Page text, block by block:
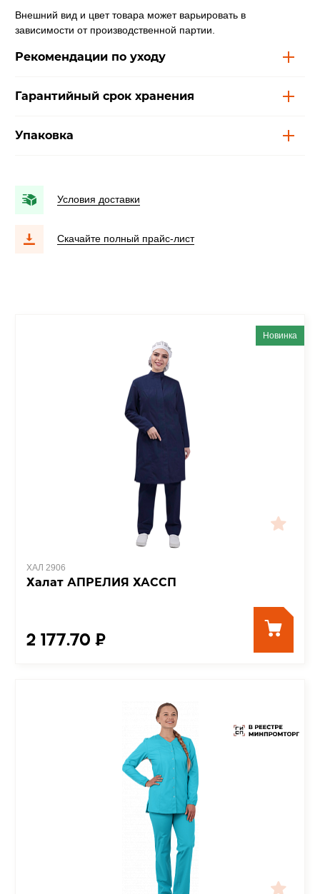
Внешний вид и цвет товара может варьировать в
зависимости от производственной партии.
Рекомендации по уходу
Гарантийный срок хранения
Упаковка
Условия доставки
Скачайте полный прайс-лист
Новинка
ХАЛ 2906
Халат АПРЕЛИЯ ХАССП
2 177.70 ₽